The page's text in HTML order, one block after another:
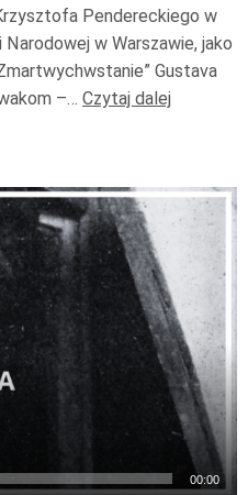
Pendereckiego w
Narodowej w Warszawie, jako
Gustava
–… Czytaj dalej
00:00